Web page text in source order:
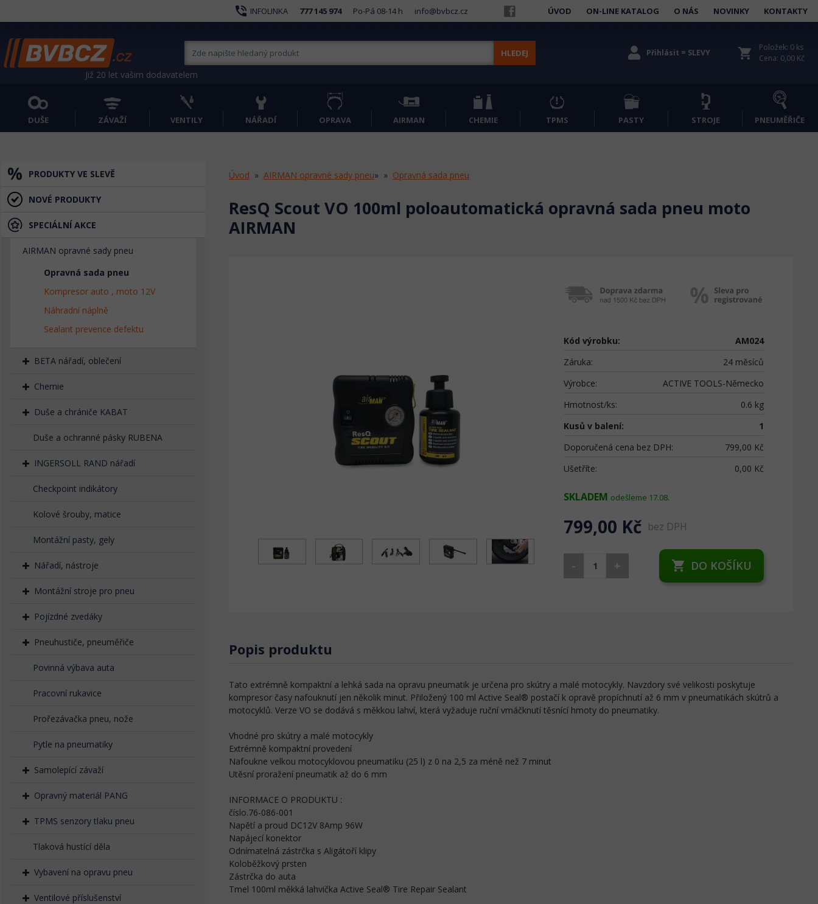
phone_in_talk INFOLINKA 777 145 974 Po-Pá 08-14 h info@bvbcz.cz ÚVOD ON-LINE KATALOG O NÁS NOVINKY KONTAKTY
Již 20 let vašim dodavatelem
HLEDEJ Přihlásit = SLEVY shopping_cart
Položek: 0 ks
Cena: 0,00 Kč
DUŠE ZÁVAŽÍ VENTILY NÁŘADÍ OPRAVA AIRMAN CHEMIE TPMS PASTY STROJE PNEUMĚŘIČE
PRODUKTY VE SLEVĚ
NOVÉ PRODUKTY
SPECIÁLNÍ AKCE
AIRMAN opravné sady pneu
Opravná sada pneu
Kompresor auto , moto 12V
Náhradní náplně
Sealant prevence defektu
BETA nářadí, oblečení
Chemie
Duše a chrániče KABAT
Duše a ochranné pásky RUBENA
INGERSOLL RAND nářadí
Checkpoint indikátory
Kolové šrouby, matice
Montážní pasty, gely
Nářadí, nástroje
Montážní stroje pro pneu
Pojízdné zvedáky
Pneuhustiče, pneuměřiče
Povinná výbava auta
Pracovní rukavice
Prořezávačka pneu, nože
Pytle na pneumatiky
Samolepící závaží
Opravný materiál PANG
TPMS senzory tlaku pneu
Tlaková hustící děla
Vybavení na opravu pneu
Ventilové příslušenství
Úvod AIRMAN opravné sady pneu» Opravná sada pneu
ResQ Scout VO 100ml poloautomatická opravná sada pneu moto
AIRMAN
Kód výrobku:
AM024
Záruka:
24 měsíců
Výrobce:
ACTIVE TOOLS-Německo
Hmotnost/ks:
0.6 kg
Kusů v balení:
1
Doporučená cena bez DPH:
799,00 Kč
Ušetříte:
0,00 Kč
SKLADEM odešleme 17.08.
799,00 Kč bez DPH
- + shopping_cart DO KOŠÍKU
Popis produktu
Tato extrémně kompaktní a lehká sada na opravu pneumatik je určena pro skútry a malé motocykly. Navzdory své velikosti poskytuje
kompresor časy nafouknutí jen několik minut. Přiložený 100 ml Active Seal® postačí k opravě propíchnutí až 6 mm v pneumatikách skútrů a
motocyklů. Verze VO se dodává s měkkou lahví, která vyžaduje ruční vmáčknutí těsnící hmoty do pneumatiky.
Vhodné pro skútry a malé motocykly
Extrémně kompaktní provedení
Nafoukne velkou motocyklovou pneumatiku (25 l) z 0 na 2,5 za méně než 7 minut
Utěsní proražení pneumatik až do 6 mm
INFORMACE O PRODUKTU :
číslo.76-086-001
Napětí a proud DC12V 8Amp 96W
Napájecí konektor
Odnímatelná zástrčka s Aligátoří klipy
Koloběžkový prsten
Zástrčka do auta
Tmel 100ml měkká lahvička Active Seal® Tire Repair Sealant